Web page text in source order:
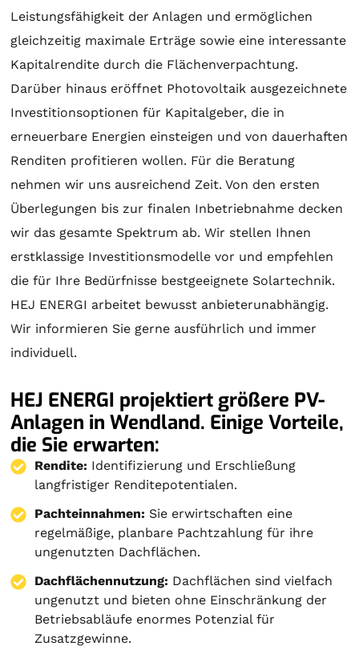
Leistungsfähigkeit der Anlagen und ermöglichen
gleichzeitig maximale Erträge sowie eine interessante
Kapitalrendite durch die Flächenverpachtung.
Darüber hinaus eröffnet Photovoltaik ausgezeichnete
Investitionsoptionen für Kapitalgeber, die in
erneuerbare Energien einsteigen und von dauerhaften
Renditen profitieren wollen. Für die Beratung
nehmen wir uns ausreichend Zeit. Von den ersten
Überlegungen bis zur finalen Inbetriebnahme decken
wir das gesamte Spektrum ab. Wir stellen Ihnen
erstklassige Investitionsmodelle vor und empfehlen
die für Ihre Bedürfnisse bestgeeignete Solartechnik.
HEJ ENERGI arbeitet bewusst anbieterunabhängig.
Wir informieren Sie gerne ausführlich und immer
individuell.
HEJ ENERGI projektiert größere PV-
Anlagen in Wendland. Einige Vorteile,
die Sie erwarten:
Rendite: Identifizierung und Erschließung
langfristiger Renditepotentialen.
Pachteinnahmen: Sie erwirtschaften eine
regelmäßige, planbare Pachtzahlung für ihre
ungenutzten Dachflächen.
Dachflächennutzung: Dachflächen sind vielfach
ungenutzt und bieten ohne Einschränkung der
Betriebsabläufe enormes Potenzial für
Zusatzgewinne.